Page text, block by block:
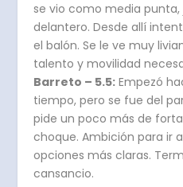
se vio como media
delantero. Desde allí
el balón. Se le ve muy
talento y movilidad
Barreto – 5.5: Empezó
tiempo, pero se fue del
pide un poco más de
choque. Ambición para ir
opciones más claras.
cansancio.